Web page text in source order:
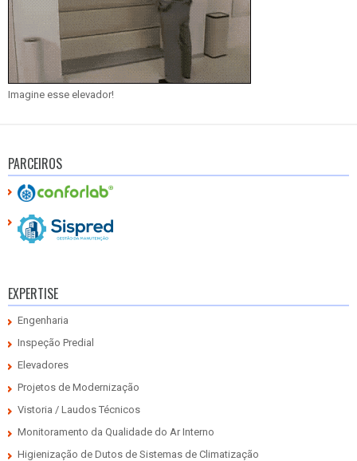
Imagine esse elevador!
PARCEIROS
EXPERTISE
Engenharia
Inspeção Predial
Elevadores
Projetos de Modernização
Vistoria / Laudos Técnicos
Monitoramento da Qualidade do Ar Interno
Higienização de Dutos de Sistemas de Climatização